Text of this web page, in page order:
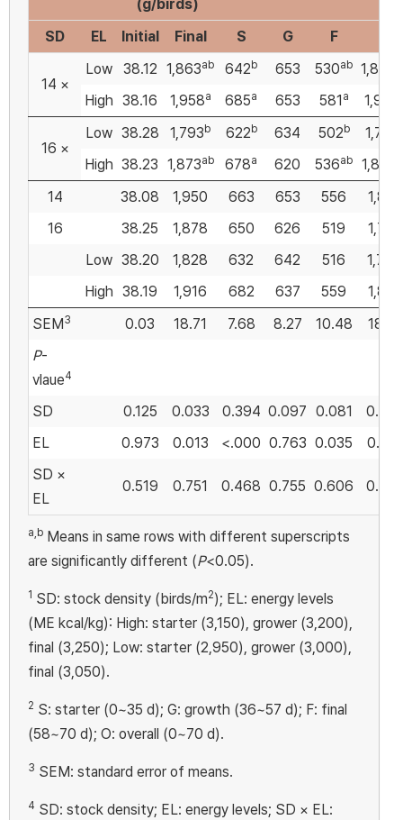
(g/birds)
SD EL Initial Final S G F
14 ×
Low 38.12 1,863ab 642 b 653 530ab 1,824
High 38.16 1,958a 685a 653 581 a 1,920
16 ×
Low 38.28 1,793 b 622 b 634 502 b 1,755
High 38.23 1,873ab 678a 620 536ab 1,835
14 38.08 1,950 663 653 556
1,872
16
38.25 1,878 650 626 519
1,795
Low 38.20 1,828 632 642 516
1,790
High 38.19 1,916 682 637 559
1,877
SEM3 0.03 18.71 7.68 8.27 10.48
18.71
P-
vlaue4
SD 0.125 0.033 0.394 0.097 0.081
0.032
EL
0.973 0.013 <.000 0.763 0.035
0.013
SD ×
EL
0.519 0.751 0.468 0.755 0.606 0.753
a,b Means in same rows with different superscripts
are significantly different (P<0.05).
1 SD: stock density (birds/m2); EL: energy levels
(ME kcal/kg): High: starter (3,150), grower (3,200),
final (3,250); Low: starter (2,950), grower (3,000),
final (3,050).
2 S: starter (0~35 d); G: growth (36~57 d); F: final
(58~70 d); O: overall (0~70 d).
3 SEM: standard error of means.
4 SD: stock density; EL: energy levels; SD × EL: